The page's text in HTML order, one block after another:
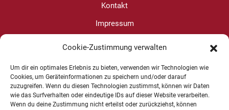
Cookie-Zustimmung verwalten
Um dir ein optimales Erlebnis zu bieten, verwenden wir Technologien wie
Cookies, um Geräteinformationen zu speichern und/oder darauf
zuzugreifen. Wenn du diesen Technologien zustimmst, können wir Daten
wie das Surfverhalten oder eindeutige IDs auf dieser Website verarbeiten.
Wenn du deine Zustimmung nicht erteilst oder zurückziehst, können
Kontakt
Impressum
Christine Wanjura
+49 1625 624599